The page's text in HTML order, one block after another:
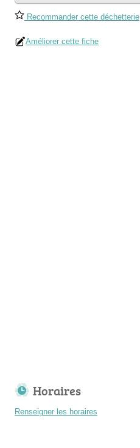
Recommander cette déchetterie
Améliorer cette fiche
Horaires
Renseigner les horaires